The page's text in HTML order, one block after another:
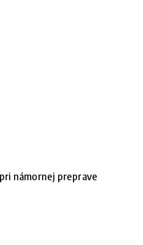
námornej preprave